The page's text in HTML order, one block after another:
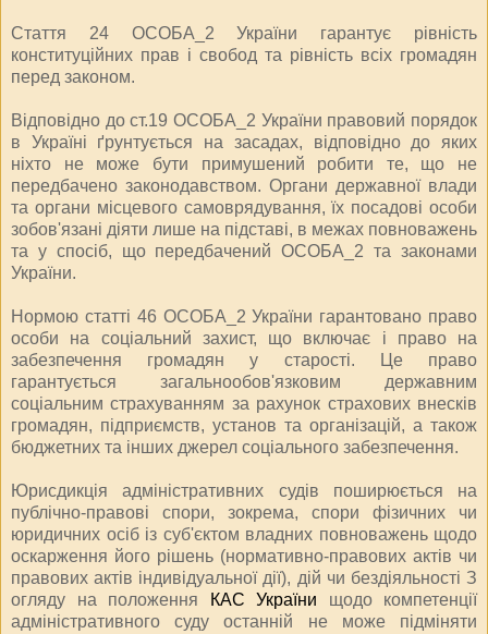
Стаття 24 ОСОБА_2 України гарантує рівність
конституційних прав і свобод та рівність всіх громадян
перед законом.
Відповідно до ст.19 ОСОБА_2 України правовий порядок
в Україні ґрунтується на засадах, відповідно до яких
ніхто не може бути примушений робити те, що не
передбачено законодавством. Органи державної влади
та органи місцевого самоврядування, їх посадові особи
зобов'язані діяти лише на підставі, в межах повноважень
та у спосіб, що передбачений ОСОБА_2 та законами
України.
Нормою статті 46 ОСОБА_2 України гарантовано право
особи на соціальний захист, що включає і право на
забезпечення громадян у старості. Це право
гарантується загальнообов'язковим державним
соціальним страхуванням за рахунок страхових внесків
громадян, підприємств, установ та організацій, а також
бюджетних та інших джерел соціального забезпечення.
Юрисдикція адміністративних судів поширюється на
публічно-правові спори, зокрема, спори фізичних чи
юридичних осіб із суб'єктом владних повноважень щодо
оскарження його рішень (нормативно-правових актів чи
правових актів індивідуальної дії), дій чи бездіяльності З
огляду на положення
КАС України щодо компетенції
адміністративного суду останній не може підміняти